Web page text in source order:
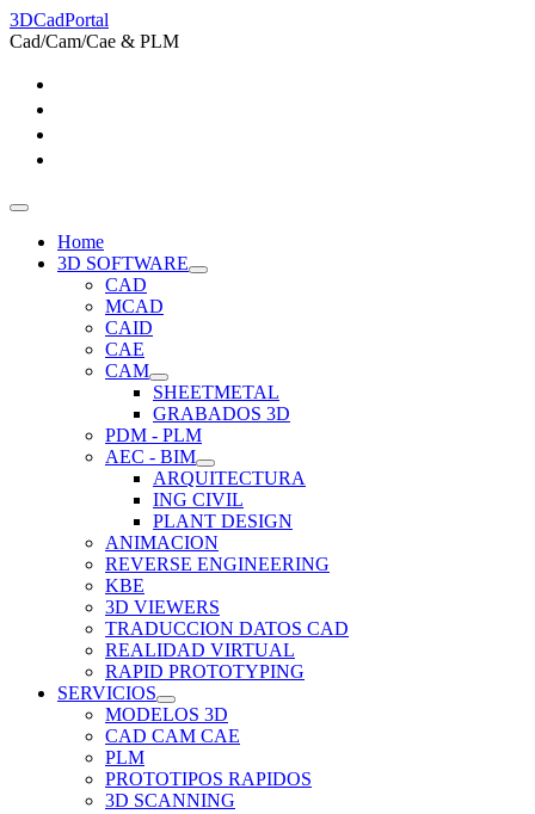
3DCadPortal
Cad/Cam/Cae & PLM
Home
3D SOFTWARE
CAD
MCAD
CAID
CAE
CAM
SHEETMETAL
GRABADOS 3D
PDM - PLM
AEC - BIM
ARQUITECTURA
ING CIVIL
PLANT DESIGN
ANIMACION
REVERSE ENGINEERING
KBE
3D VIEWERS
TRADUCCION DATOS CAD
REALIDAD VIRTUAL
RAPID PROTOTYPING
SERVICIOS
MODELOS 3D
CAD CAM CAE
PLM
PROTOTIPOS RAPIDOS
3D SCANNING